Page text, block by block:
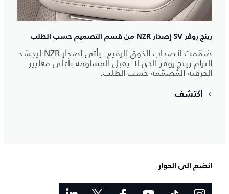
رينج روڤر SV إصدار NZR من قسم التصميم حسب الطلب
صُمّمت لأصحاب الذوق الرفيع. يأتي إصدار NZR ليجسّد
التزام رينج روڤر الذي لا يقبل المساومة بأعلى معايير
الحِرفية المُصمّمة حسب الطلب.
اكتشف
انضم إلى الحوار